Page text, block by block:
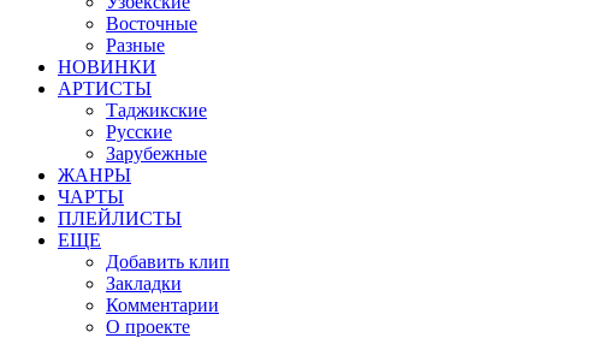
Восточные
Разные
НОВИНКИ
АРТИСТЫ
Таджикские
Русские
Зарубежные
ЖАНРЫ
ЧАРТЫ
ПЛЕЙЛИСТЫ
ЕЩЕ
Добавить клип
Закладки
Комментарии
О проекте